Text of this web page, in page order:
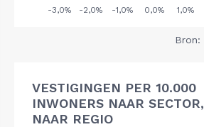
Bron:
VESTIGINGEN PER 10.000
INWONERS NAAR SECTOR,
NAAR REGIO